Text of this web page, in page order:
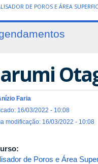
DE POROS E ÁREA
Faria
16/03/2022 - 10:08
modificação: 16/03/2022 - 10:08
de Poros e Área